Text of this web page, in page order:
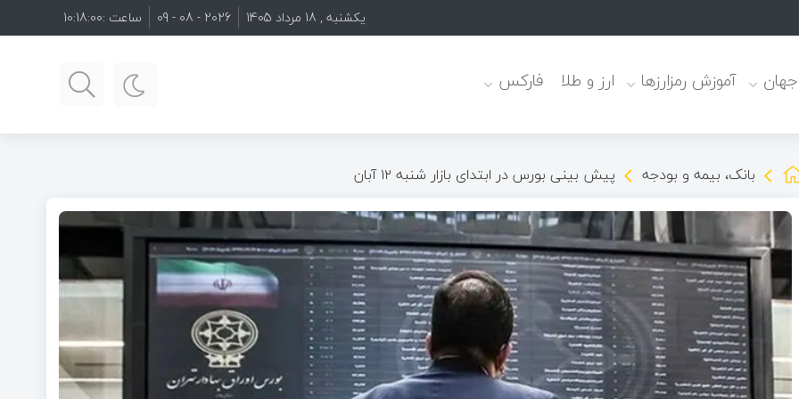
یکشنبه , 18 مرداد 1405 2026 - 08 - 09 ساعت :10:18:01
جهان آموزش رمزارزها ارز و طلا فارکس
بانک، بیمه و بودجه پیش بینی بورس در ابتدای بازار شنبه ۱۲ آبان